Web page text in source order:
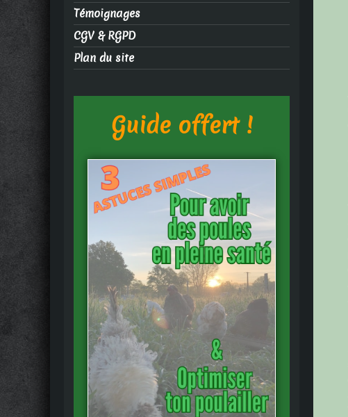
Témoignages
CGV & RGPD
Plan du site
Guide offert !